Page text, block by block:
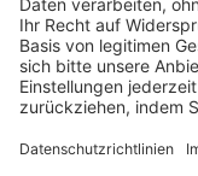
Trainerbörse
Login SpielPlus
FOLGE DEM BFV